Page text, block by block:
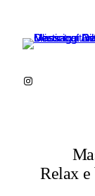
contenuto
Instagram
Relax e